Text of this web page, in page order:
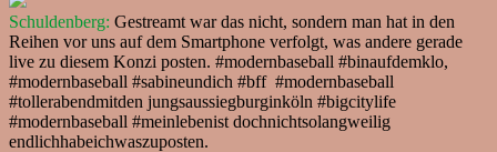
Schuldenberg: Gestreamt war das nicht, sondern man hat in den
Reihen vor uns auf dem Smartphone verfolgt, was andere gerade
live zu diesem Konzi posten. #modernbaseball #binaufdemklo,
#modernbaseball #sabineundich #bff #modernbaseball
#tollerabendmitden jungsaussiegburginköln #bigcitylife
#modernbaseball #meinlebenist dochnichtsolangweilig
endlichhabeichwaszuposten.